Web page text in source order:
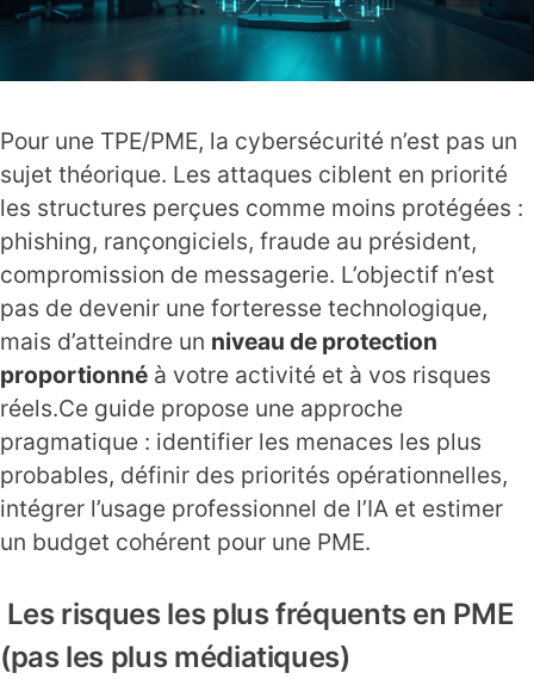
Pour une TPE/PME, la cybersécurité n’est pas un
sujet théorique. Les attaques ciblent en priorité
les structures perçues comme moins protégées :
phishing, rançongiciels, fraude au président,
compromission de messagerie. L’objectif n’est
pas de devenir une forteresse technologique,
mais d’atteindre un niveau de protection
proportionné à votre activité et à vos risques
réels.Ce guide propose une approche
pragmatique : identifier les menaces les plus
probables, définir des priorités opérationnelles,
intégrer l’usage professionnel de l’IA et estimer
un budget cohérent pour une PME.
Les risques les plus fréquents en PME
(pas les plus médiatiques)